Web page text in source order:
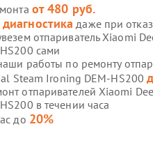
от 480 руб.
даже при
отпариватель Xiaomi
сами
работы по ремонту
Steam Ironing DEM-HS200
отпаривателей Xiaomi
в течении часа
до 20%